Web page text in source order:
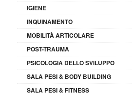
IGIENE
INQUINAMENTO
MOBILITÀ ARTICOLARE
POST-TRAUMA
PSICOLOGIA DELLO SVILUPPO
SALA PESI & BODY BUILDING
SALA PESI & FITNESS